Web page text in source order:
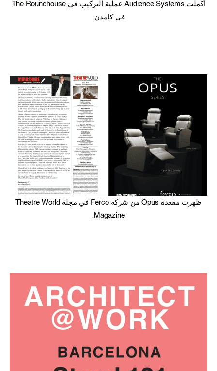
أكملت Audience Systems عملية التركيب في The Roundhouse
في كامدن.
ظهرت مقعدة Opus من شركة Ferco في مجلة Theatre World
Magazine.